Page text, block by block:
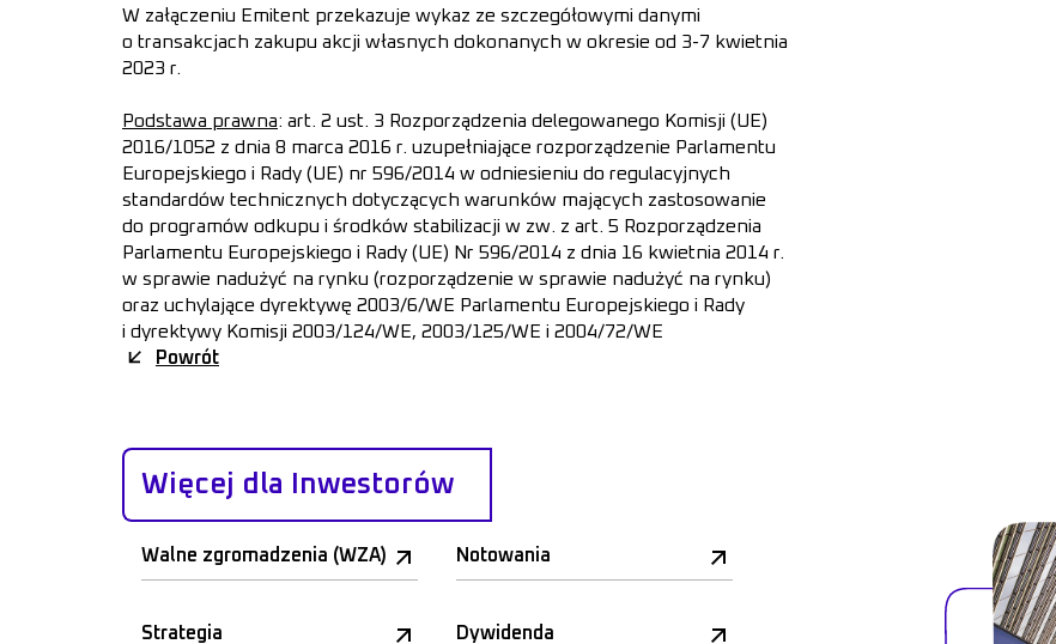
W załączeniu Emitent przekazuje wykaz ze szczegółowymi danymi
o transakcjach zakupu akcji własnych dokonanych w okresie od 3-7 kwietnia
2023 r.
Podstawa prawna: art. 2 ust. 3 Rozporządzenia delegowanego Komisji (UE)
2016/1052 z dnia 8 marca 2016 r. uzupełniające rozporządzenie Parlamentu
Europejskiego i Rady (UE) nr 596/2014 w odniesieniu do regulacyjnych
standardów technicznych dotyczących warunków mających zastosowanie
do programów odkupu i środków stabilizacji w zw. z art. 5 Rozporządzenia
Parlamentu Europejskiego i Rady (UE) Nr 596/2014 z dnia 16 kwietnia 2014 r.
w sprawie nadużyć na rynku (rozporządzenie w sprawie nadużyć na rynku)
oraz uchylające dyrektywę 2003/6/WE Parlamentu Europejskiego i Rady
i dyrektywy Komisji 2003/124/WE, 2003/125/WE i 2004/72/WE
Powrót
Więcej dla Inwestorów
Walne zgromadzenia (WZA) Notowania
Strategia Dywidenda